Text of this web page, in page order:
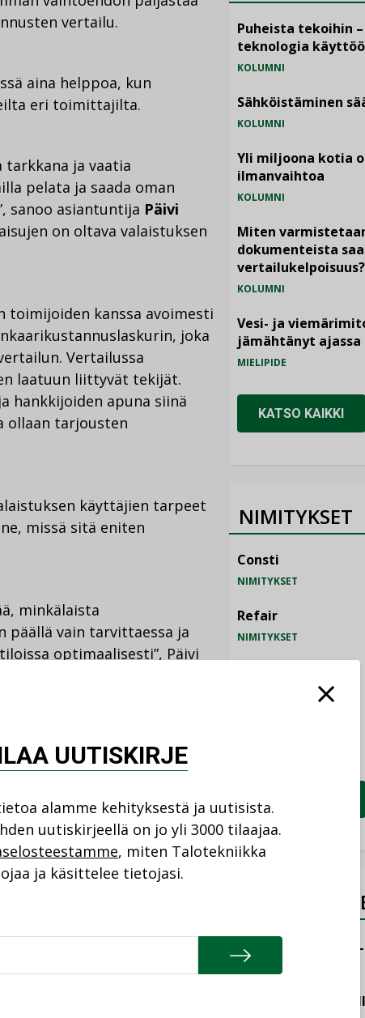
vertailu.
aina helppoa, kun
eri toimittajilta.
tarkkana ja vaatia
pelata ja saada oman
sanoo asiantuntija Päivi
on oltava valaistuksen
toimijoiden kanssa avoimesti
joka
Vertailussa
laatuun liittyvät tekijät.
hankkijoiden apuna siinä
ollaan tarjousten
käyttäjien tarpeet
missä sitä eniten
minkälaista
päällä vain tarvittaessa ja
optimaalisesti”, Päivi
helppoa ja vaatii
tekijä. Motiva kouluttaa
Seuraavan kerran
valaistusseminaarin
puoli
on
että kunnan koko on
yli 50 000:lla.
Puheista tekoihin
teknologia
KOLUMNI
Sähköistäminen
KOLUMNI
Yli miljoona kotia
ilmanvaihtoa
KOLUMNI
Miten varmistetaan
dokumenteista
vertailukelpoisuus?
KOLUMNI
Vesi- ja
jämähtänyt ajassa
MIELIPIDE
KATSO KAIKKI
NIMITYKSET
Consti
NIMITYKSET
Refair
NIMITYKSET
KATSO KAIKKI
TUOTEUUTINEN
UUTISKIRJE
alamme kehityksestä ja uutisista.
uutiskirjeellä on jo yli 3000 tilaajaa.
, miten Talotekniikka
ja käsittelee tietojasi.